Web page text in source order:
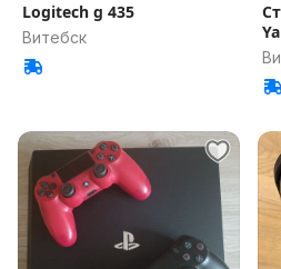
Logitech g 435
Витебск